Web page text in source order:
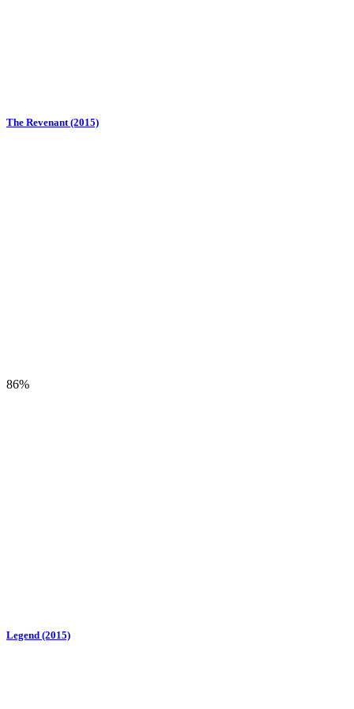
The Revenant (2015)
86%
Legend (2015)